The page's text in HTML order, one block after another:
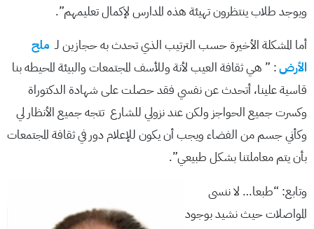
ويوجد طلاب ينتظرون تهيئة هذه المدارس لإكمال تعليمهم”.
أما المشكلة الأخيرة حسب الترتيب الذي تحدث به حجازين لـ ملح
الأرض: ” هي ثقافة العيب لأنة وللأسف المجتمعات والبيئة المحيطه بنا
قاسية علينا، أتحدث عن نفسي فقد حصلت على شهادة الدكتوراة
وكسرت جميع الحواجز ولكن عند نزولي للشارع تتجه جميع الأنظار لي
وكأني جسم من الفضاء ويجب أن يكون للإعلام دور في ثقافة المجتمعات
بأن يتم معاملتنا بشكل طبيعي”.
وتابع: “طبعا… لا ننسى
المواصلات حيث نشيد بوجود